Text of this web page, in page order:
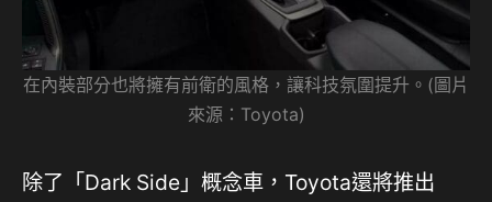
在內裝部分也將擁有前衛的風格，讓科技氛圍提升。(圖片
來源：Toyota)
除了「Dark Side」概念車，Toyota還將推出